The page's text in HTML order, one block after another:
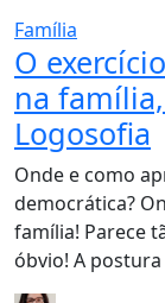
Família
O
na
Logosofia
Onde e como
democrática?
família! Parece
óbvio! A